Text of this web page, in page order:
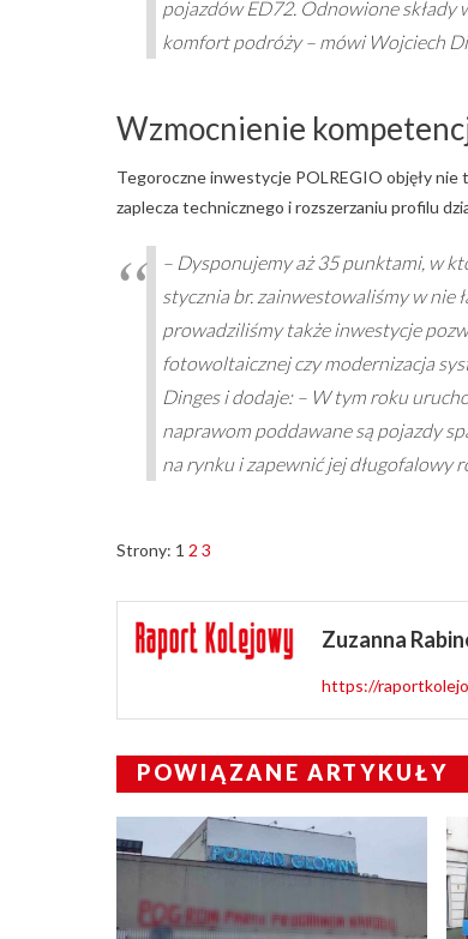
pojazdów ED72. Odnowione składy
komfort podróży – mówi Wojciech
Wzmocnienie
Tegoroczne inwestycje POLREGIO objęły nie
zaplecza technicznego i rozszerzaniu profilu
– Dysponujemy aż 35 punktami, w
stycznia br. zainwestowaliśmy w nie
prowadziliśmy także inwestycje
fotowoltaicznej czy modernizacja
Dinges i dodaje: – W tym roku
naprawom poddawane są pojazdy
na rynku i zapewnić jej długofalowy
Strony: 1 2 3
Zuzanna
https://
POWIĄZANE ARTYKUŁY